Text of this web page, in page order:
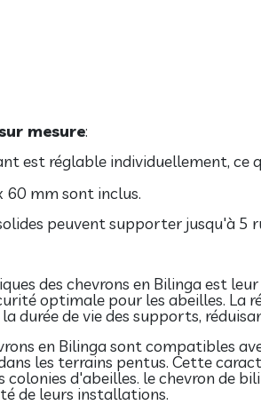
mesure:
est réglable individuellement, ce
60 mm sont inclus.
peuvent supporter jusqu'à 5
des chevrons en Bilinga est leur
optimale pour les abeilles.
durée de vie des supports,
en Bilinga sont compatibles
les terrains pentus. Cette
d'abeilles. le chevron de
de leurs installations.